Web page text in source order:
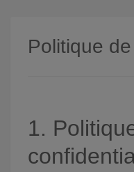
Politique
1.